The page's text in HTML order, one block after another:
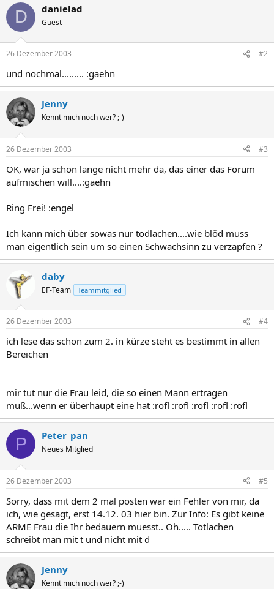
D danielad
Guest
26 Dezember 2003 #2
und nochmal......... :gaehn
Jenny
Kennt mich noch wer? ;-)
26 Dezember 2003 #3
OK, war ja schon lange nicht mehr da, das einer das Forum
aufmischen will....:gaehn
Ring Frei! :engel
Ich kann mich über sowas nur todlachen....wie blöd muss
man eigentlich sein um so einen Schwachsinn zu verzapfen ?
daby
EF-Team Teammitglied
26 Dezember 2003 #4
ich lese das schon zum 2. in kürze steht es bestimmt in allen
Bereichen
mir tut nur die Frau leid, die so einen Mann ertragen
muß...wenn er überhaupt eine hat :rofl :rofl :rofl :rofl :rofl
P Peter_pan
Neues Mitglied
26 Dezember 2003 #5
Sorry, dass mit dem 2 mal posten war ein Fehler von mir, da
ich, wie gesagt, erst 14.12. 03 hier bin. Zur Info: Es gibt keine
ARME Frau die Ihr bedauern muesst.. Oh..... Totlachen
schreibt man mit t und nicht mit d
Jenny
Kennt mich noch wer? ;-)